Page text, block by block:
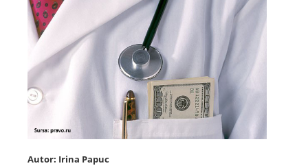
Centrul PAS
Școala E-Sănătate
SanoTeca
Autor: Irina Papuc